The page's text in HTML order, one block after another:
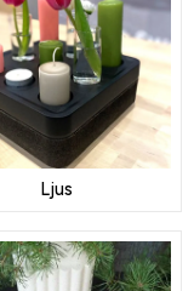
Ljus